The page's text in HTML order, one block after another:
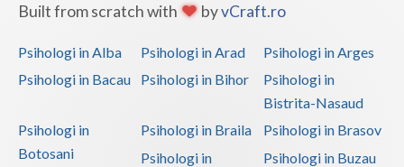
Built from scratch with byvCraft.ro
Psihologi in Alba Psihologi in Arad
Psihologi in Arges
Psihologi in Bacau
Psihologi in Bihor
Psihologi in
Bistrita-Nasaud
Psihologi in
Botosani
Psihologi in Braila
Psihologi in Brasov
Psihologi in
Psihologi in Buzau